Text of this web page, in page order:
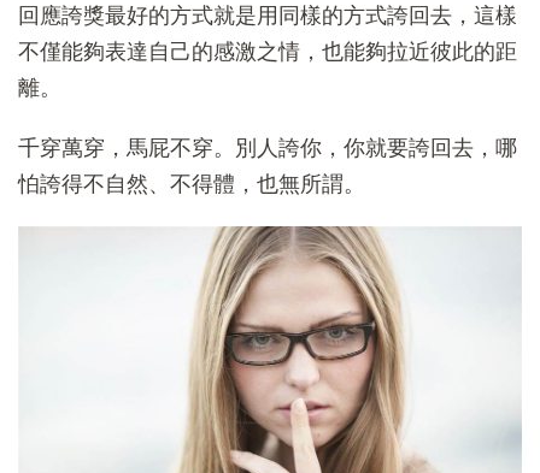
回應誇獎最好的方式就是用同樣的方式誇回去，這樣
不僅能夠表達自己的感激之情，也能夠拉近彼此的距
離。
千穿萬穿，馬屁不穿。別人誇你，你就要誇回去，哪
怕誇得不自然、不得體，也無所謂。